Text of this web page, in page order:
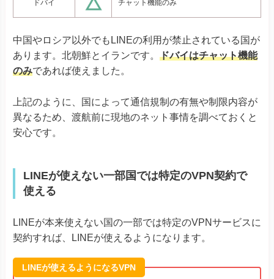
ドバイ チャット機能のみ
中国やロシア以外でもLINEの利用が禁止されている国が
あります。北朝鮮とイランです。 ドバイはチャット機能
のみであれば使えました。
上記のように、国によって通信規制の有無や制限内容が
異なるため、渡航前に現地のネット事情を調べておくと
安心です。
LINEが使えない一部国では特定のVPN契約で
使える
LINEが本来使えない国の一部では特定のVPNサービスに
契約すれば、LINEが使えるようになります。
LINEが使えるようになるVPN